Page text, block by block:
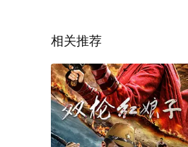
相关推荐